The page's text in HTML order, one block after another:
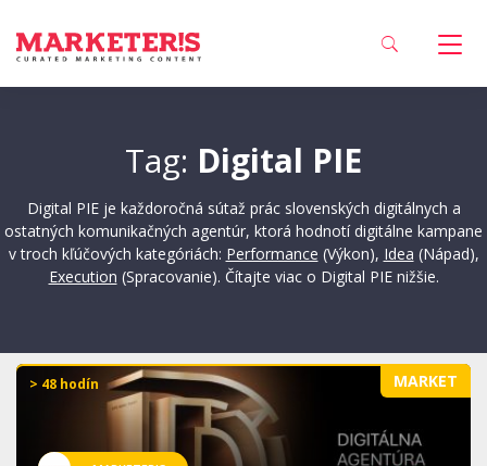
Tag: Digital PIE
Digital PIE je každoročná sútaž prác slovenských digitálnych a
ostatných komunikačných agentúr, ktorá hodnotí digitálne kampane
v troch kľúčových kategóriách: Performance (Výkon), Idea (Nápad),
Execution (Spracovanie). Čítajte viac o Digital PIE nižšie.
MARKET
> 48 hodín